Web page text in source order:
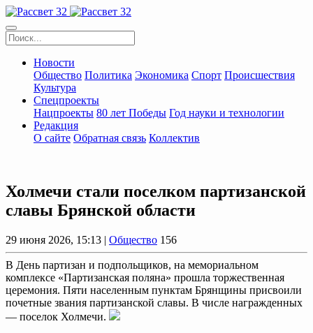
Новости
Общество Политика Экономика Спорт Происшествия
Культура
Спецпроекты
Нацпроекты 80 лет Победы Год науки и технологии
Редакция
О сайте Обратная связь Коллектив
Холмечи стали поселком партизанской
славы Брянской области
29 июня 2026, 15:13 | Общество 156
В День партизан и подпольщиков, на мемориальном
комплексе «Партизанская поляна» прошла торжественная
церемония. Пяти населенным пунктам Брянщины присвоили
почетные звания партизанской славы. В числе награжденных
— поселок Холмечи.